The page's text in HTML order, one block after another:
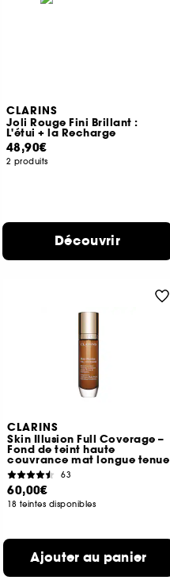
CLARINS
Joli Rouge Fini Brillant :
L'étui + la Recharge
48,90€
2 produits
Découvrir
CLARINS
Skin Illusion Full Coverage –
Fond de teint haute
couvrance mat longue tenue
63
60,00€
18 teintes disponibles
Ajouter au panier